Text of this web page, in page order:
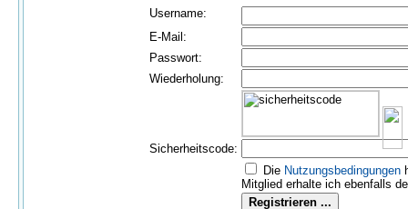
Username:
E-Mail:
Passwort:
Wiederholung:
Sicherheitscode:
Die Nutzungs­bedingungen
Mitglied erhalte ich ebenfalls